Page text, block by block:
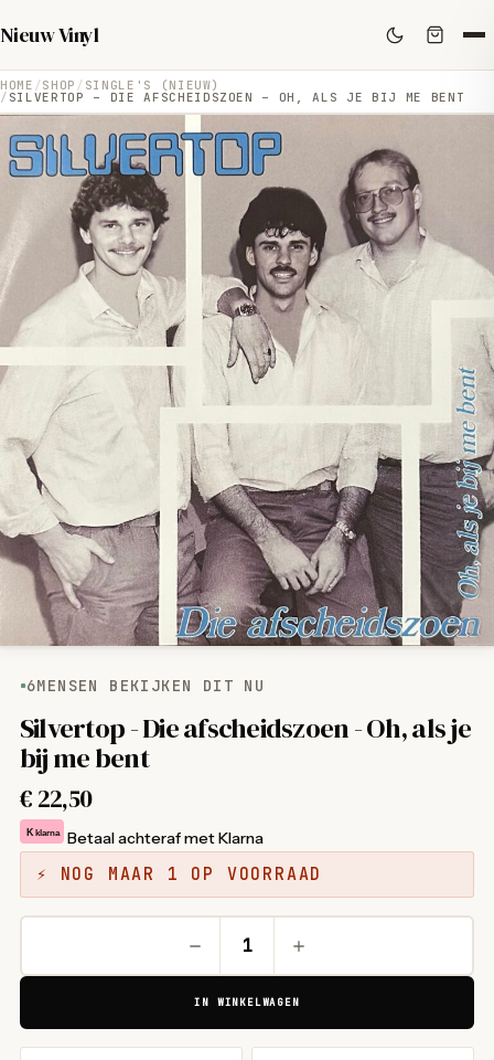
Nieuw Vinyl
HOME SHOP SINGLE'S (NIEUW)
SILVERTOP – DIE AFSCHEIDSZOEN – OH, ALS JE BIJ ME BENT
6MENSEN BEKIJKEN DIT NU
Silvertop - Die afscheidszoen - Oh, als je
bij me bent
€ 22,50
K klarna Betaal achteraf met Klarna
⚡ NOG MAAR 1 OP VOORRAAD
IN WINKELWAGEN